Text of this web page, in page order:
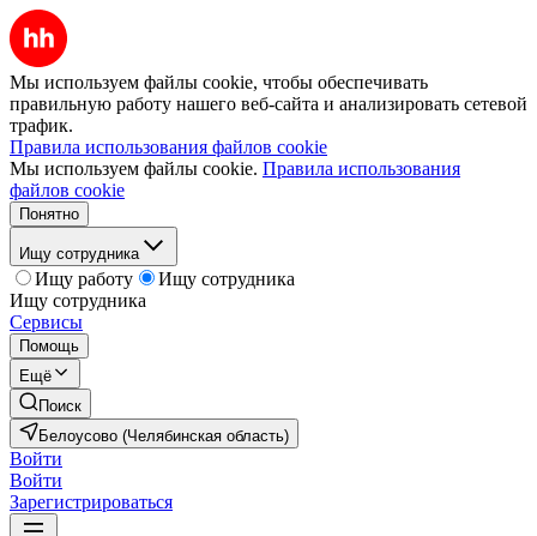
Мы используем файлы cookie, чтобы обеспечивать
правильную работу нашего веб-сайта и анализировать сетевой
трафик.
Правила использования файлов cookie
Мы используем файлы cookie. Правила использования
файлов cookie
Понятно
Ищу сотрудника
Ищу работу
Ищу сотрудника
Ищу сотрудника
Сервисы
Помощь
Ещё
Поиск
Белоусово (Челябинская область)
Войти
Войти
Зарегистрироваться